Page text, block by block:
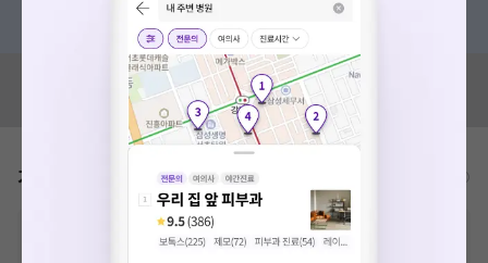
혹은, 의료상담 서비스에 다양한 게시글 보러가기
혹시 잘못된 병원정보가 있나요?
모두닥 팀에 알려주세요!
가격표
비급여 항목의 경우,추가비용 등으로 실제 가격과 상이할 수 있으니, 정확
한 가격은 해당 의료기관에 직접 문의해주세요.